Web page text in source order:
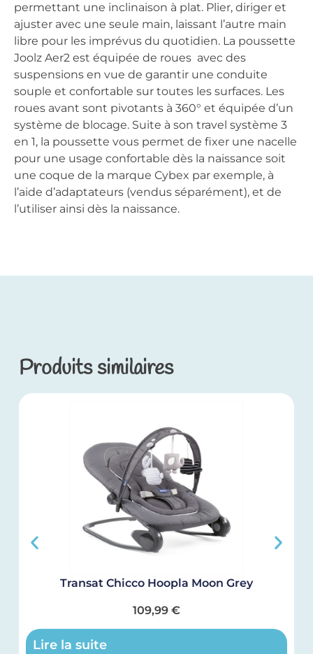
permettant une inclinaison à plat. Plier, diriger et
ajuster avec une seule main, laissant l’autre main
libre pour les imprévus du quotidien. La poussette
Joolz Aer2 est équipée de roues avec des
suspensions en vue de garantir une conduite
souple et confortable sur toutes les surfaces. Les
roues avant sont pivotants à 360° et équipée d’un
système de blocage. Suite à son travel système 3
en 1, la poussette vous permet de fixer une nacelle
pour une usage confortable dès la naissance soit
une coque de la marque Cybex par exemple, à
l’aide d’adaptateurs (vendus séparément), et de
l’utiliser ainsi dès la naissance.
Produits similaires
Transat Chicco Hoopla Moon Grey
109,99 €
Lire la suite